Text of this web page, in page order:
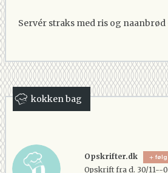
Servér straks med ris og
kokken bag
Opskrifter.dk følg
Opskrift fra d. 30/11--